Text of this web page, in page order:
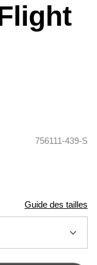
756111-439-S
Guide des tailles